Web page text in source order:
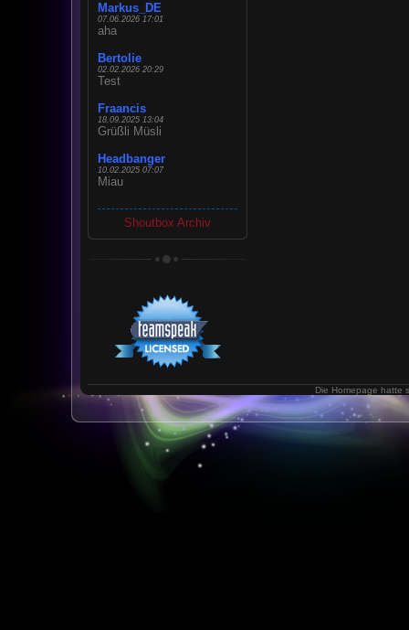
Markus_DE
07.06.2026 17:01
aha
Bertolie
02.02.2026 20:29
Test
Fraancis
18.09.2025 13:04
Grüßli Müsli
Headbanger
10.02.2025 07:07
Miau
Shoutbox Archiv
Die Homepage hatte